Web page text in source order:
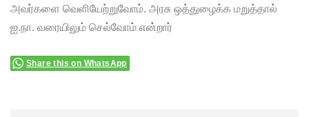
அவர்களை வெளியேற்றுவோம். அரசு ஒத்துழைக்க மறுத்தால்
ஐ.நா. வரையிலும் செல்வோம் என்றார்
Share this on WhatsApp